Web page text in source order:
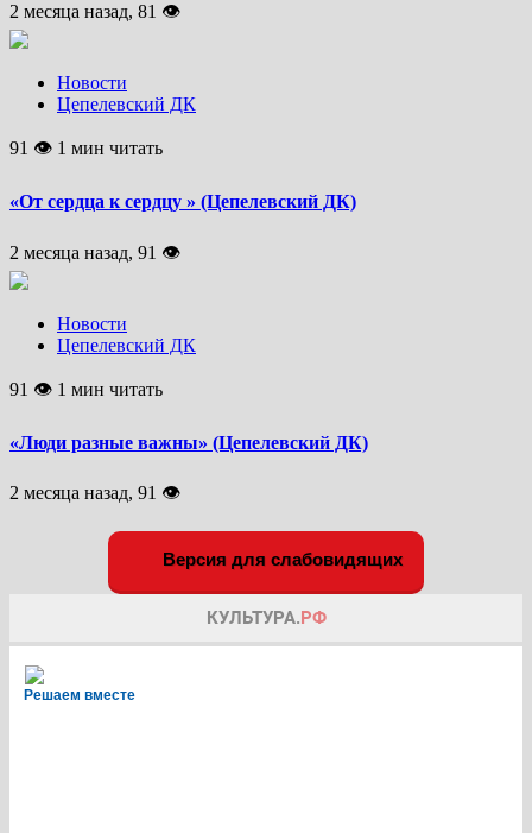
2 месяца назад, 81 👁
Новости
Цепелевский ДК
91 👁 1 мин читать
«От сердца к сердцу » (Цепелевский ДК)
2 месяца назад, 91 👁
Новости
Цепелевский ДК
91 👁 1 мин читать
«Люди разные важны» (Цепелевский ДК)
2 месяца назад, 91 👁
Версия для слабовидящих
Решаем вместе